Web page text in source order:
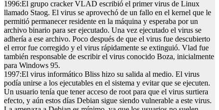
1996:El grupo cracker VLAD escribió el primer virus de Linux
llamado Staog. El virus se aprovechó de un fallo en el kernel que le
permitió permanecer residente en la máquina y esperaba por un
archivo binario para ser ejecutado. Una vez ejecutado el virus se
adhería a ese archivo. Poco después de que el virus fue descubierto
el error fue corregido y el virus rápidamente se extinguió. Vlad fue
también responsable de escribir el virus conocido Boza, inicialmente
para Windows 95.
1997:El virus informático Bliss hizo su salida al medio. El virus
podía unirse a los ejecutables en el sistema y evitar que se ejecuten.
Un usuario tenía que tener acceso de root para que el virus surtiera
efecto, y aún estos días Debian sigue siendo vulnerable a este virus.